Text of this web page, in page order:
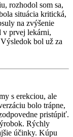
rozhodol som sa,
situácia kritická,
na zvýšenie
v prvej lekárni,
bol už za
s erekciou, ale
bolo trápne,
pristúpiť.
Rýchly
účinky. Kúpu